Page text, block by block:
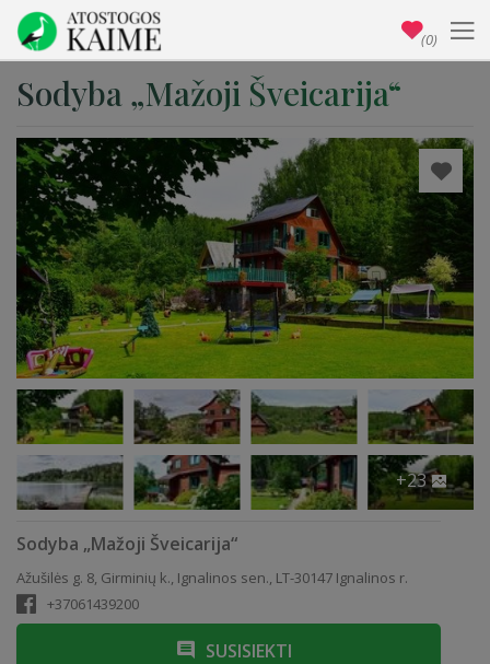
Sodyba „Mažoji Šveicarija“
+23
Sodyba „Mažoji Šveicarija“
Ažušilės g. 8, Girminių k., Ignalinos sen., LT-30147 Ignalinos r.
+37061439200
SUSISIEKTI
(0)